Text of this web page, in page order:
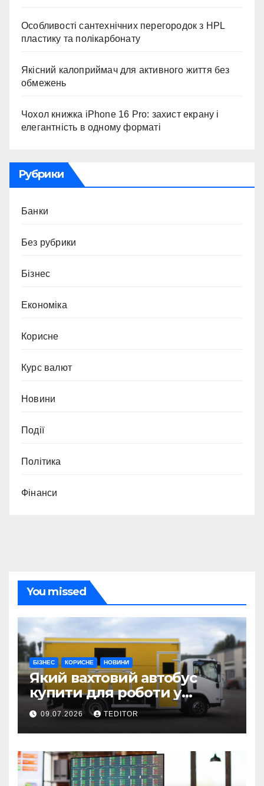
Особливості сантехнічних перегородок з HPL
пластику та полікарбонату
Якісний калоприймач для активного життя без
обмежень
Чохол книжка iPhone 16 Pro: захист екрану і
елегантність в одному форматі
Рубрики
Банки
Без рубрики
Бізнес
Економіка
Корисне
Курс валют
Новини
Події
Політика
Фінанси
You missed
БІЗНЕС КОРИСНЕ НОВИНИ
Який вахтовий автобус
купити для роботи у
складних умовах
експлуатації?
09.07.2026 TEDITOR